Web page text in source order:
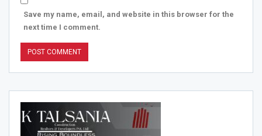
Save my name, email, and website in this browser for the
next time I comment.